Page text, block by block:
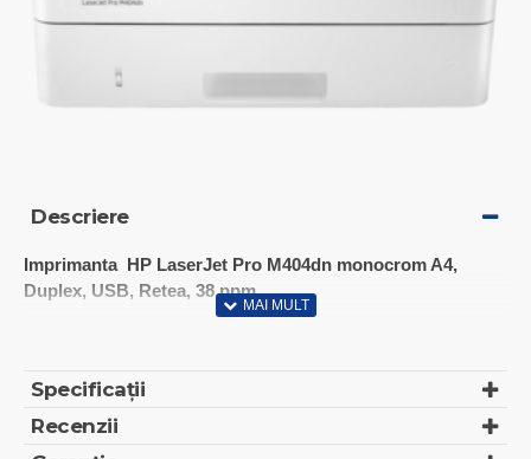
Descriere
Imprimanta HP LaserJet Pro M404dn monocrom A4,
Duplex, USB, Retea, 38 ppm
Tehnologie: Laser
Prima pagina: 6.3 sec
Specificații
Recenzii